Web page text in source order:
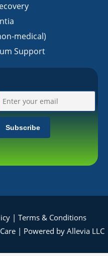
medical)
Support
| Terms & Conditions
| Powered by Allevia LLC